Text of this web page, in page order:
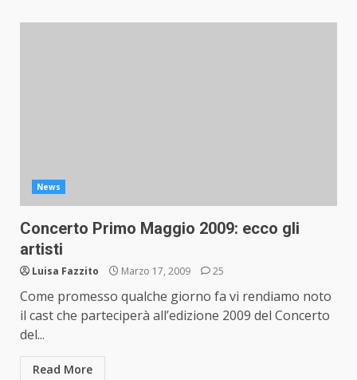
News
Concerto Primo Maggio 2009: ecco gli
artisti
Luisa Fazzito Marzo 17, 2009 25
Come promesso qualche giorno fa vi rendiamo noto
il cast che parteciperà all’edizione 2009 del Concerto
del...
Read More